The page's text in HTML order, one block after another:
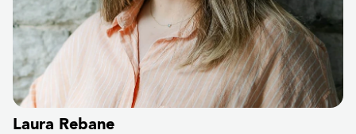
Laura Rebane